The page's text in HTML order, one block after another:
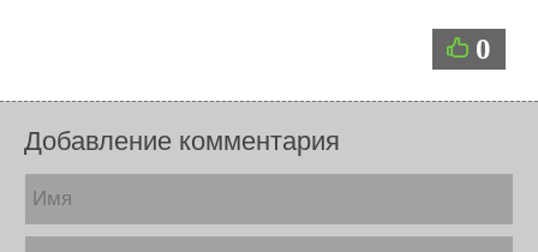
0
Добавление комментария